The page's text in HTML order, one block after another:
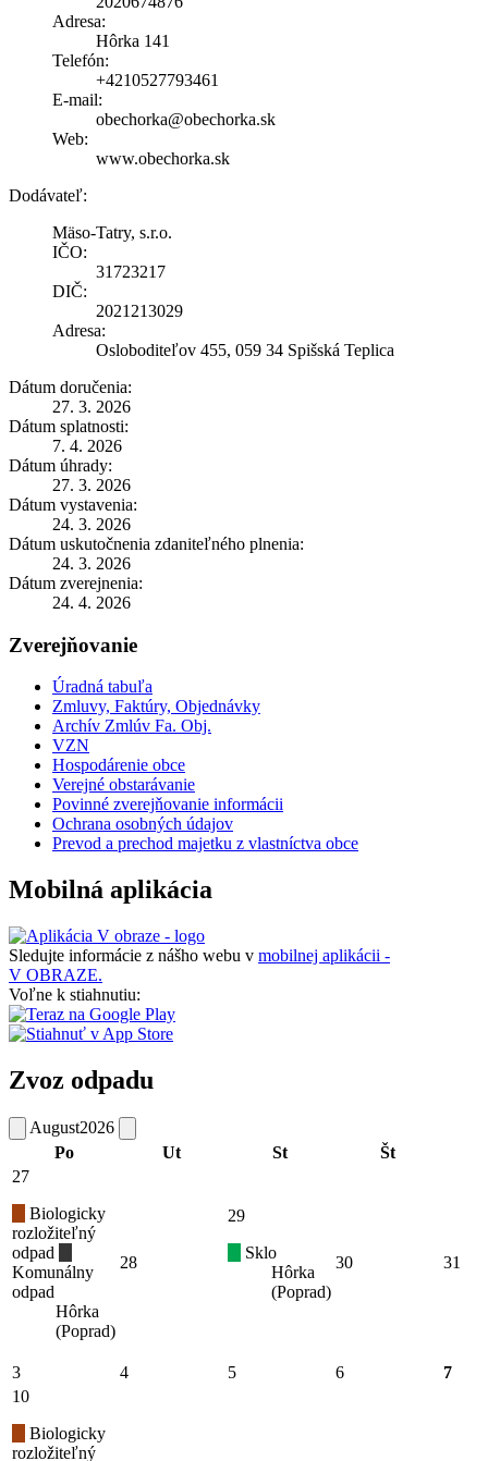
Adresa:
Hôrka 141
Telefón:
+4210527793461
E-mail:
obechorka@obechorka.sk
Web:
www.obechorka.sk
Dodávateľ:
Mäso-Tatry, s.r.o.
IČO:
31723217
DIČ:
2021213029
Adresa:
Osloboditeľov 455, 059 34 Spišská Teplica
Dátum doručenia:
27. 3. 2026
Dátum splatnosti:
7. 4. 2026
Dátum úhrady:
27. 3. 2026
Dátum vystavenia:
24. 3. 2026
Dátum uskutočnenia zdaniteľného plnenia:
24. 3. 2026
Dátum zverejnenia:
24. 4. 2026
Zverejňovanie
Úradná tabuľa
Zmluvy, Faktúry, Objednávky
Archív Zmlúv Fa. Obj.
VZN
Hospodárenie obce
Verejné obstarávanie
Povinné zverejňovanie informácii
Ochrana osobných údajov
Prevod a prechod majetku z vlastníctva obce
Mobilná aplikácia
Sledujte informácie z nášho webu v mobilnej aplikácii -
V OBRAZE.
Voľne k stiahnutiu:
Zvoz odpadu
August2026
Po
Ut St Št
27
Biologicky
rozložiteľný
odpad
Komunálny
odpad
Hôrka
(Poprad)
28
29
Sklo
Hôrka
(Poprad)
30 31
3 4 5 6
7
10
Biologicky
rozložiteľný